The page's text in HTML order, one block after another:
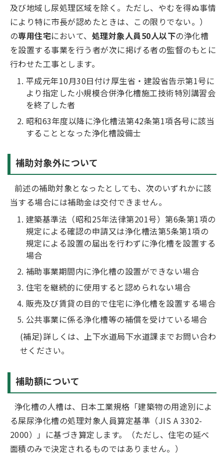
及び地域し尿処理区域を除く。ただし、やむを得ぬ事情
により特に市長が認めたときは、この限りでない。）
の専用住宅において、 処理対象人員50人以下の浄化槽
を設置する事業を行う者が次に掲げる者の監督のもとに
行わせた工事とします。
平成元年10月30日付け厚生省・建設省告示第1号に
より指定した小規模合併浄化槽施工技術特別講習会
を終了した者
昭和63年度以降に浄化槽法第42条第1項各号に該当
することとなった浄化槽設備士
補助対象外について
前述の補助対象となったとしても、次のいずれかに該
当する場合には補助金は交付できません。
建築基準法（昭和25年法律第201号）第6条第1項の
規定による確認の申請又は浄化槽法第5条第1項の
規定による設置の届出を行わずに浄化槽を設置する
場合
補助事業期間内に浄化槽の設置ができない場合
住宅を継続的に使用すると認められない場合
販売及び賃貸の目的で住宅に浄化槽を設置する場合
公共事業に係る浄化槽等の補償を受けている場合
(補足)詳しくは、上下水道局下水道課までお問い合わ
せください。
補助額について
浄化槽の人槽は、日本工業規格「建築物の用途別によ
る屎尿浄化槽の処理対象人員算定基準（JIS A 3302-
2000）」に基づき算定します。（ただし、住宅の延べ
面積のみで決定されるものではありません。）